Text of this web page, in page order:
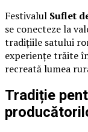
Festivalul Suflet
se conecteze la
tradițiile satului
experiențe trăite
recreată lumea
Tradiție